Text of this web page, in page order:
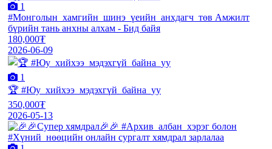
1
#Монголын_хамгийн_шинэ_үеийн_анхдагч_төв Амжилт
бүрийн тань анхны алхам - Бид байя
180,000₮
2026-06-09
1
🏆 #Юу_хийхээ_мэдэхгүй_байна_уу
350,000₮
2026-05-13